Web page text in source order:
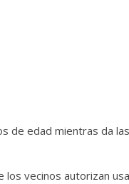
de edad mientras da
vecinos autorizan